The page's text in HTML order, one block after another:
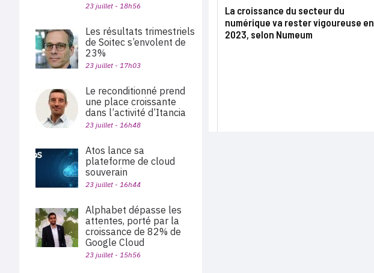
La croissance du secteur du
numérique va rester vigoureuse en
2023, selon Numeum
23 juillet - 18h56
Les résultats trimestriels
de Soitec s’envolent de
23%
23 juillet - 17h03
Le reconditionné prend
une place croissante
dans l’activité d’Itancia
23 juillet - 16h48
Atos lance sa
plateforme de cloud
souverain
23 juillet - 16h44
Alphabet dépasse les
attentes, porté par la
croissance de 82% de
Google Cloud
23 juillet - 15h56